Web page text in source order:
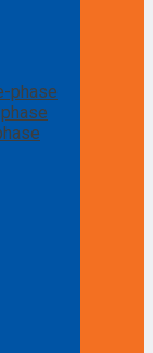
phase